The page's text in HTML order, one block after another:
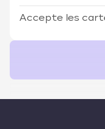
Accepte les